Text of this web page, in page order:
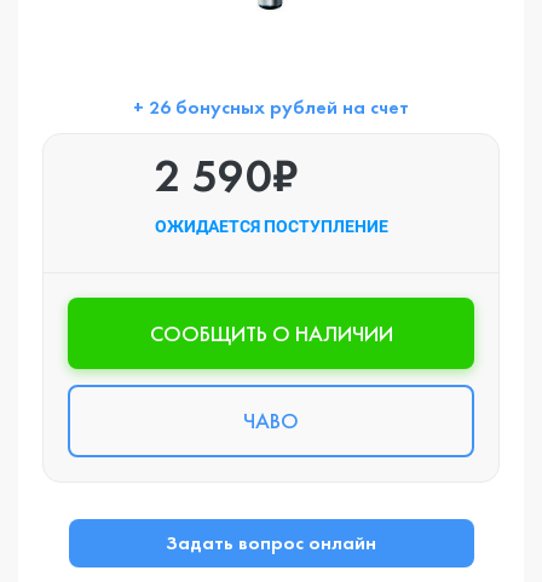
+ 26 бонусных рублей на счет
2 590₽
ОЖИДАЕТСЯ ПОСТУПЛЕНИЕ
CООБЩИТЬ О НАЛИЧИИ
ЧАВО
Задать вопрос онлайн